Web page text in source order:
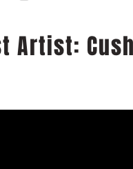
Artist: